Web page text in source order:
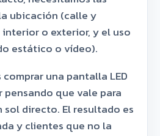
ubicación (calle y
o exterior, y el uso
estático o vídeo).
una pantalla LED
que vale para
sol directo. El resultado es
y clientes que no la